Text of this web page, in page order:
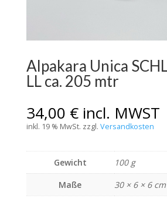
Alpakara Unica
LL ca. 205 mtr
34,00 € incl. MWST
inkl. 19 % MwSt. zzgl. Versandkosten
Gewicht
100 g
Maße
30 × 6 × 6 cm